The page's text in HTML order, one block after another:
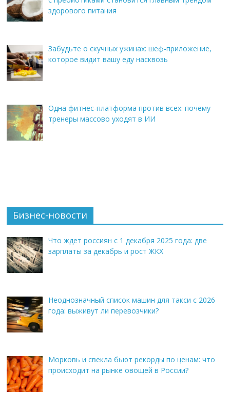
здорового питания
Забудьте о скучных ужинах: шеф-приложение,
которое видит вашу еду насквозь
Одна фитнес-платформа против всех: почему
тренеры массово уходят в ИИ
Бизнес-новости
Что ждет россиян с 1 декабря 2025 года: две
зарплаты за декабрь и рост ЖКХ
Неоднозначный список машин для такси с 2026
года: выживут ли перевозчики?
Морковь и свекла бьют рекорды по ценам: что
происходит на рынке овощей в России?